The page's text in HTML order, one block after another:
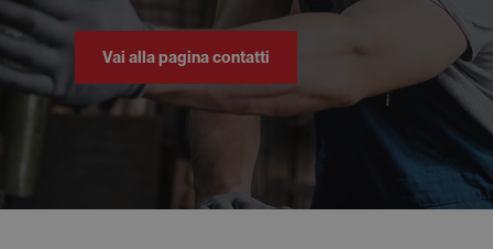
Vai alla pagina contatti